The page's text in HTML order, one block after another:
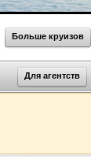
Больше круизов
Для агентств